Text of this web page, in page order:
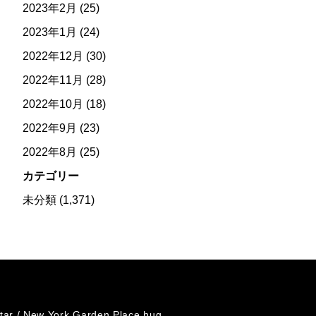
2023年2月 (25)
2023年1月 (24)
2022年12月 (30)
2022年11月 (28)
2022年10月 (18)
2022年9月 (23)
2022年8月 (25)
カテゴリー
未分類(1,371)